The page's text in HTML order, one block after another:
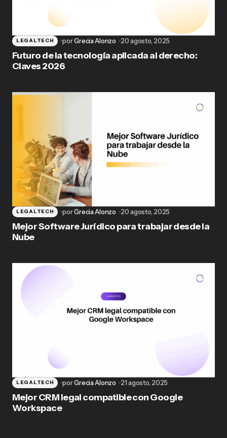
LEGALTECH porGrecia Alonzo 20 agosto, 2025
Futuro de la tecnología aplicada al derecho:
Claves 2026
LEGALTECH porGrecia Alonzo 20 agosto, 2025
Mejor Software Jurídico para trabajar desde la
Nube
LEGALTECH porGrecia Alonzo 21 agosto, 2025
Mejor CRM legal compatible con Google
Workspace